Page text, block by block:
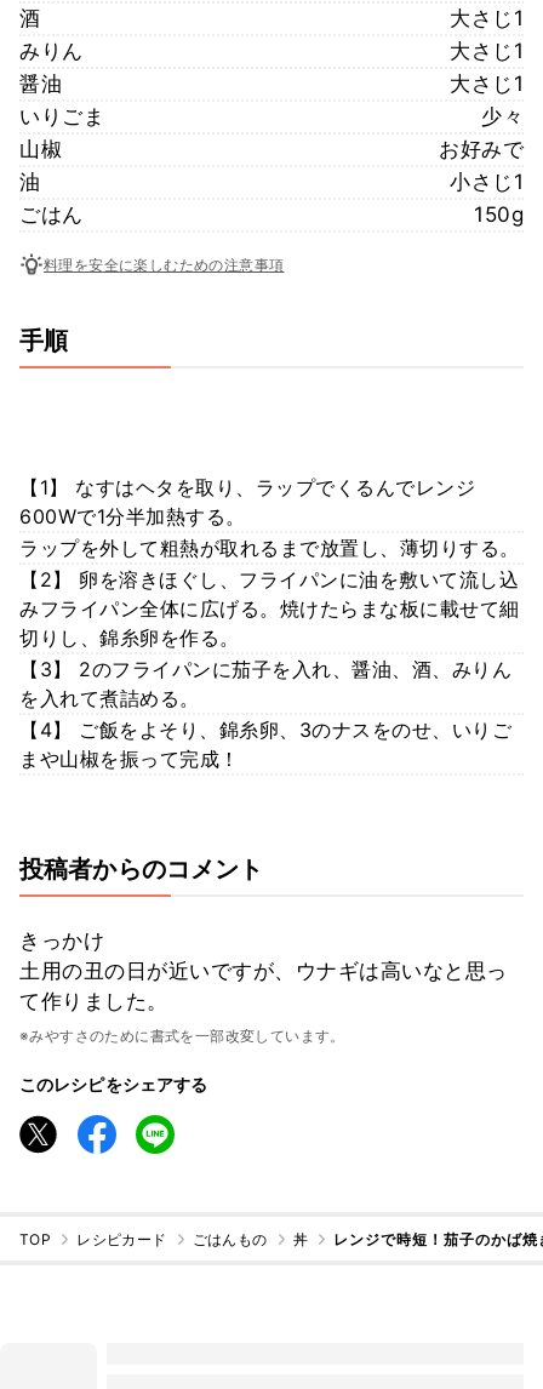
酒
大さじ1
みりん
大さじ1
醤油
大さじ1
いりごま
少々
山椒
お好みで
油
小さじ1
ごはん
150g
料理を安全に楽しむための注意事項
手順
【1】 なすはヘタを取り、ラップでくるんでレンジ
600Wで1分半加熱する。
ラップを外して粗熱が取れるまで放置し、薄切りする。
【2】 卵を溶きほぐし、フライパンに油を敷いて流し込
みフライパン全体に広げる。焼けたらまな板に載せて細
切りし、錦糸卵を作る。
【3】 2のフライパンに茄子を入れ、醤油、酒、みりん
を入れて煮詰める。
【4】 ご飯をよそり、錦糸卵、3のナスをのせ、いりご
まや山椒を振って完成！
投稿者からのコメント
きっかけ
土用の丑の日が近いですが、ウナギは高いなと思っ
て作りました。
※みやすさのために書式を一部改変しています。
このレシピをシェアする
TOP レシピカード ごはんもの 丼 レンジで時短！茄子のかば焼